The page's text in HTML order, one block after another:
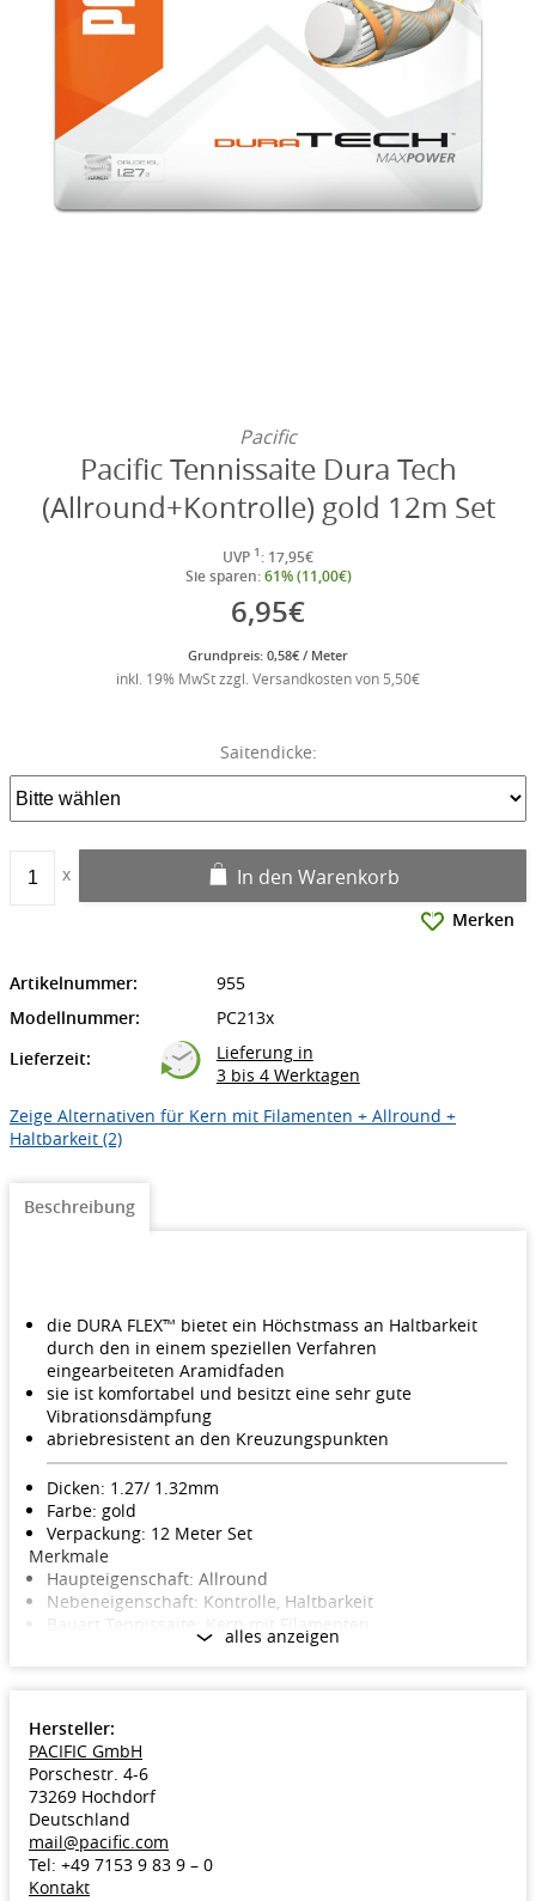
Pacific
Pacific Tennissaite Dura Tech
(Allround+Kontrolle) gold 12m Set
UVP 1 : 17,95€
Sie sparen:61% (11,00€)
6,95€
Grundpreis: 0,58€ / Meter
inkl. 19% MwSt zzgl. Versandkosten von 5,50€
Saitendicke:
In den Warenkorb
Merken
Artikelnummer:
955
Modellnummer:
PC213x
Lieferzeit:
Lieferung in
3 bis 4 Werktagen
Zeige Alternativen für Kern mit Filamenten + Allround +
Haltbarkeit (2)
Beschreibung
die DURA FLEX™ bietet ein Höchstmass an Haltbarkeit
durch den in einem speziellen Verfahren
eingearbeiteten Aramidfaden
sie ist komfortabel und besitzt eine sehr gute
Vibrationsdämpfung
abriebresistent an den Kreuzungspunkten
Dicken: 1.27/ 1.32mm
Farbe: gold
Verpackung: 12 Meter Set
Merkmale
Haupteigenschaft: Allround
Nebeneigenschaft: Kontrolle, Haltbarkeit
Bauart Tennissaite: Kern mit Filamenten
Material Tennissaite: Aramid, Polyamid-Standard
alles anzeigen
Hersteller:
PACIFIC GmbH
Porschestr. 4-6
73269 Hochdorf
Deutschland
mail@pacific.com
Tel: +49 7153 9 83 9 – 0
Kontakt